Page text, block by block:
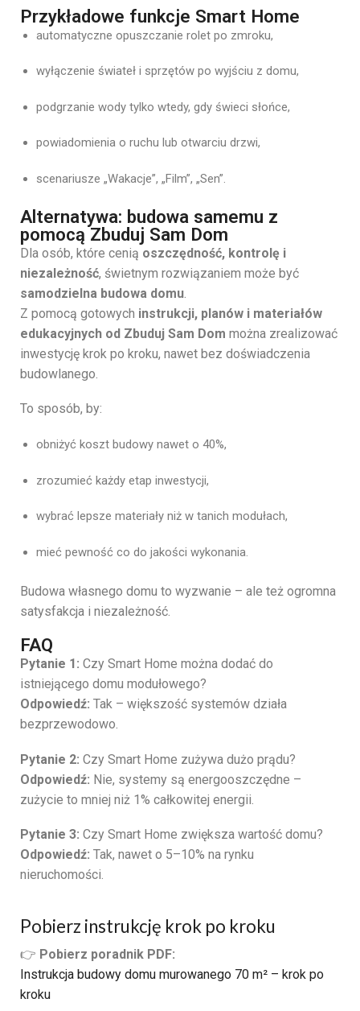
Przykładowe funkcje Smart Home
automatyczne opuszczanie rolet po zmroku,
wyłączenie świateł i sprzętów po wyjściu z domu,
podgrzanie wody tylko wtedy, gdy świeci słońce,
powiadomienia o ruchu lub otwarciu drzwi,
scenariusze „Wakacje”, „Film”, „Sen”.
Alternatywa: budowa samemu z
pomocą Zbuduj Sam Dom
Dla osób, które cenią oszczędność, kontrolę i
niezależność, świetnym rozwiązaniem może być
samodzielna budowa domu.
Z pomocą gotowych instrukcji, planów i materiałów
edukacyjnych od Zbuduj Sam Dom można zrealizować
inwestycję krok po kroku, nawet bez doświadczenia
budowlanego.
To sposób, by:
obniżyć koszt budowy nawet o 40%,
zrozumieć każdy etap inwestycji,
wybrać lepsze materiały niż w tanich modułach,
mieć pewność co do jakości wykonania.
Budowa własnego domu to wyzwanie – ale też ogromna
satysfakcja i niezależność.
FAQ
Pytanie 1: Czy Smart Home można dodać do
istniejącego domu modułowego?
Odpowiedź: Tak – większość systemów działa
bezprzewodowo.
Pytanie 2: Czy Smart Home zużywa dużo prądu?
Odpowiedź: Nie, systemy są energooszczędne –
zużycie to mniej niż 1% całkowitej energii.
Pytanie 3: Czy Smart Home zwiększa wartość domu?
Odpowiedź: Tak, nawet o 5–10% na rynku
nieruchomości.
Pobierz instrukcję krok po kroku
👉 Pobierz poradnik PDF:
Instrukcja budowy domu murowanego 70 m² – krok po
kroku